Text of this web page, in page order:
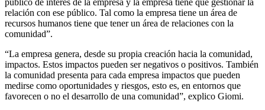
relación con ese público. Tal como la empresa tiene un área de
recursos humanos tiene que tener un área de relaciones con la
comunidad”.
“La empresa genera, desde su propia creación hacia la comunidad,
impactos. Estos impactos pueden ser negativos o positivos. También
la comunidad presenta para cada empresa impactos que pueden
medirse como oportunidades y riesgos, esto es, en entornos que
favorecen o no el desarrollo de una comunidad”, explico Giomi.